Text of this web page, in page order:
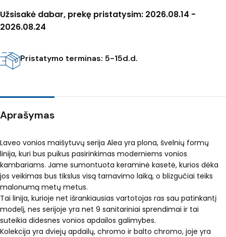
Užsisakė dabar, prekę pristatysim: 2026.08.14 -
2026.08.24
Pristatymo terminas: 5-15d.d.
Aprašymas
Laveo vonios maišytuvų serija Alea yra plona, švelnių formų
linija, kuri bus puikus pasirinkimas moderniems vonios
kambariams. Jame sumontuota keraminė kasetė, kurios dėka
jos veikimas bus tikslus visą tarnavimo laiką, o blizgučiai teiks
malonumą metų metus.
Tai linija, kurioje net išrankiausias vartotojas ras sau patinkantį
modelį, nes serijoje yra net 9 sanitariniai sprendimai ir tai
suteikia didesnes vonios apdailos galimybes.
Kolekcija yra dviejų apdailų, chromo ir balto chromo, joje yra